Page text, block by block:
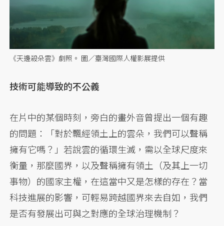
《天邊殺朵雲》劇照。 圖／臺灣國際人權影展提供
技術可能導致的不公義
在片中的某個時刻，旁白的畫外音曾提出一個有趣
的問題：「對於飄經領土上的雲朵，我們可以聲稱
擁有它嗎？」若說雲的循環生滅，需以全球尺度來
衡量，那麼國界，以及聲稱擁有領土（及其上一切
事物）的國家主權，在這當中又是怎樣的存在？當
科技進展的影響，可輕易跨越國界來去自如，我們
是否有發展出可與之對應的全球治理機制？